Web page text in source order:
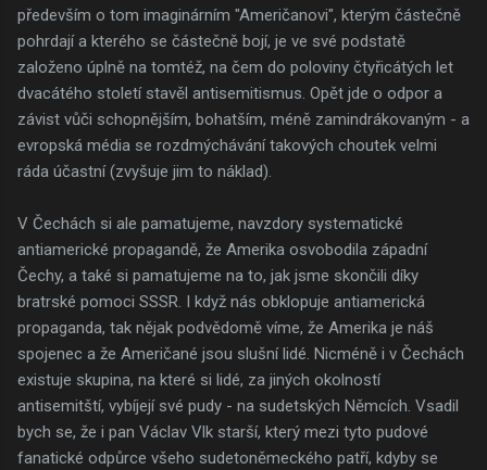
především o tom imaginárním "Američanovi", kterým částečně
pohrdají a kterého se částečně bojí, je ve své podstatě
založeno úplně na tomtéž, na čem do poloviny čtyřicátých let
dvacátého století stavěl antisemitismus. Opět jde o odpor a
závist vůči schopnějším, bohatším, méně zamindrákovaným - a
evropská média se rozdmýchávání takových choutek velmi
ráda účastní (zvyšuje jim to náklad).
V Čechách si ale pamatujeme, navzdory systematické
antiamerické propagandě, že Amerika osvobodila západní
Čechy, a také si pamatujeme na to, jak jsme skončili díky
bratrské pomoci SSSR. I když nás obklopuje antiamerická
propaganda, tak nějak podvědomě víme, že Amerika je náš
spojenec a že Američané jsou slušní lidé. Nicméně i v Čechách
existuje skupina, na které si lidé, za jiných okolností
antisemitští, vybíjejí své pudy - na sudetských Němcích. Vsadil
bych se, že i pan Václav Vlk starší, který mezi tyto pudové
fanatické odpůrce všeho sudetoněmeckého patří, kdyby se